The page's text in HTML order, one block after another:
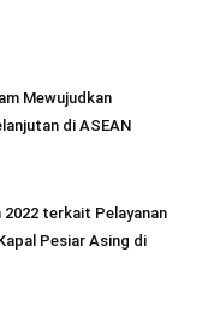
Mewujudkan
di ASEAN
2022 terkait Pelayanan
Pesiar Asing di